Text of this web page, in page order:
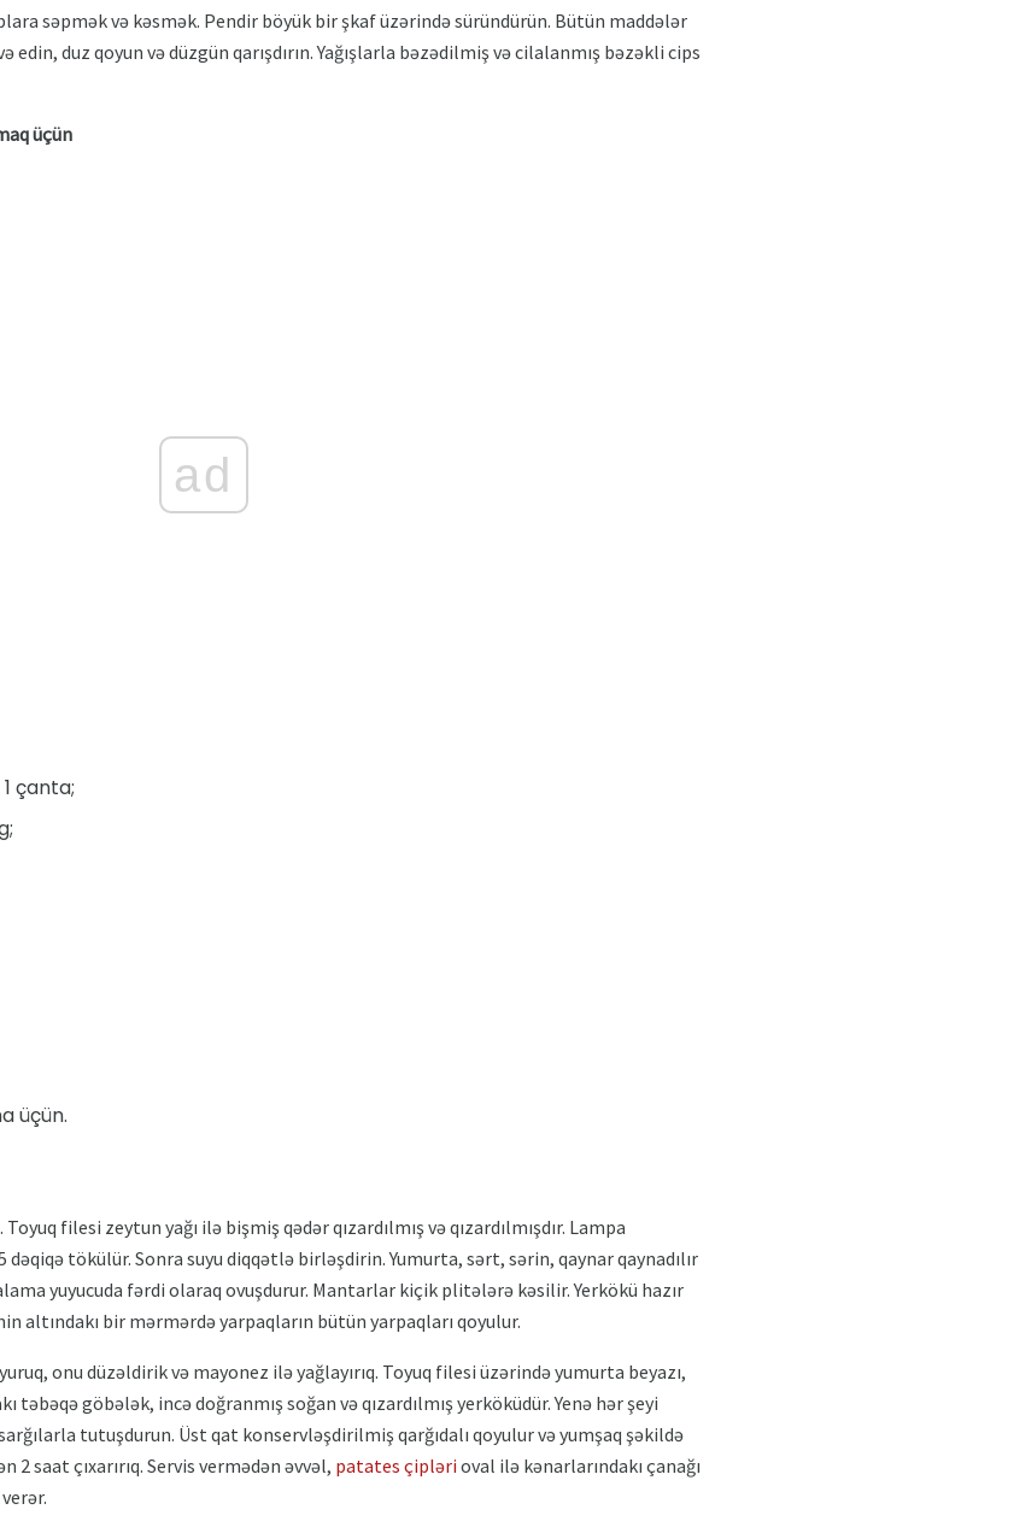
səpmək və kəsmək. Pendir böyük bir şkaf üzərində süründürün. Bütün maddələr
duz qoyun və düzgün qarışdırın. Yağışlarla bəzədilmiş və cilalanmış bəzəkli cips
üçün
ad
çanta;
üçün.
filesi zeytun yağı ilə bişmiş qədər qızardılmış və qızardılmışdır. Lampa
tökülür. Sonra suyu diqqətlə birləşdirin. Yumurta, sərt, sərin, qaynar qaynadılır
yuyucuda fərdi olaraq ovuşdurur. Mantarlar kiçik plitələrə kəsilir. Yerkökü hazır
altındakı bir mərmərdə yarpaqların bütün yarpaqları qoyulur.
onu düzəldirik və mayonez ilə yağlayırıq. Toyuq filesi üzərində yumurta beyazı,
təbəqə göbələk, incə doğranmış soğan və qızardılmış yerköküdür. Yenə hər şeyi
tutuşdurun. Üst qat konservləşdirilmiş qarğıdalı qoyulur və yumşaq şəkildə
2 saat çıxarırıq. Servis vermədən əvvəl, patates çipləri oval ilə kənarlarındakı çanağı